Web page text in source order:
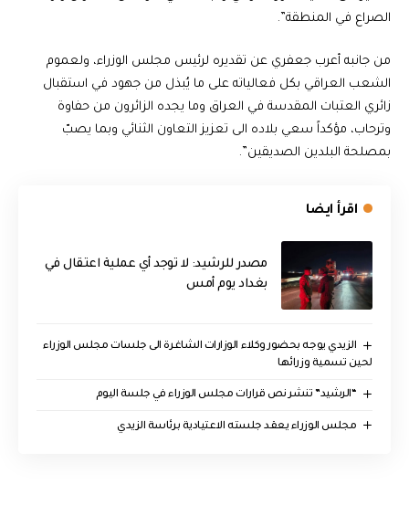
الصراع في المنطقة”.
من جانبه أعرب جعفري عن تقديره لرئيس مجلس الوزراء، ولعموم
الشعب العراقي بكل فعالياته على ما يُبذل من جهود في استقبال
زائري العتبات المقدسة في العراق وما يجده الزائرون من حفاوة
وترحاب، مؤكداً سعي بلاده الى تعزيز التعاون الثنائي وبما يصبّ
بمصلحة البلدين الصديقين”.
اقرأ ايضا
مصدر للرشيد: لا توجد أي عملية اعتقال في
بغداد يوم أمس
الزيدي يوجه بحضور وكلاء الوزارات الشاغرة الى جلسات مجلس الوزراء
لحين تسمية وزرائها
“الرشيد” تنشر نص قرارات مجلس الوزراء في جلسة اليوم
مجلس الوزراء يعقد جلسته الاعتيادية برئاسة الزيدي